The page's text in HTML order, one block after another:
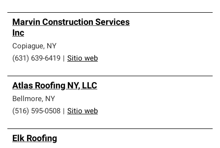
Marvin Construction Services
Inc
Copiague, NY
(631) 639-6419
Sitio web
Atlas Roofing NY, LLC
Bellmore, NY
(516) 595-0508
Sitio web
Elk Roofing